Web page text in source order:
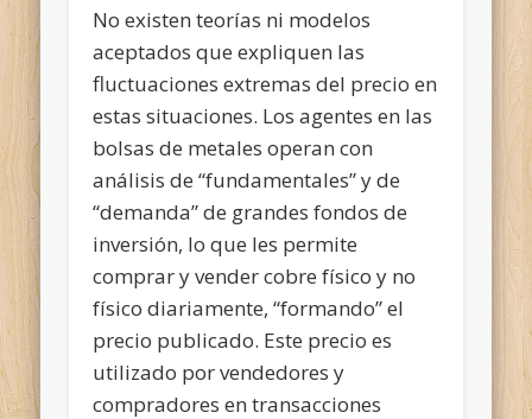
No existen teorías ni modelos
aceptados que expliquen las
fluctuaciones extremas del precio en
estas situaciones. Los agentes en las
bolsas de metales operan con
análisis de “fundamentales” y de
“demanda” de grandes fondos de
inversión, lo que les permite
comprar y vender cobre físico y no
físico diariamente, “formando” el
precio publicado. Este precio es
utilizado por vendedores y
compradores en transacciones